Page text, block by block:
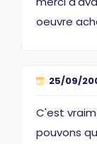
oeuvre
25/09/
C'est
pouvons